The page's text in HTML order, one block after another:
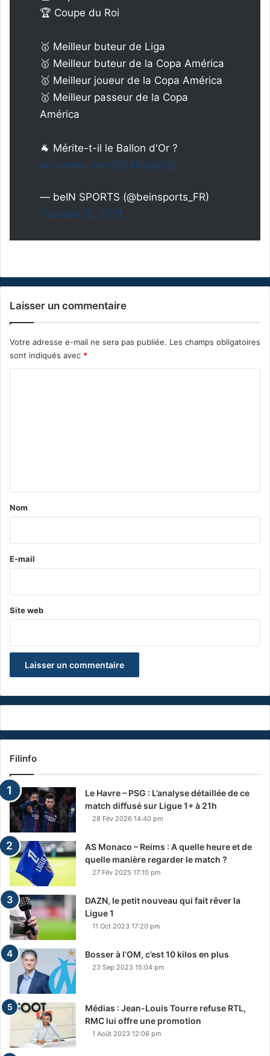
🏆 Coupe du Roi
🥇 Meilleur buteur de Liga
🥇 Meilleur buteur de la Copa América
🥇 Meilleur joueur de la Copa América
🥇 Meilleur passeur de la Copa
América
🐐 Mérite-t-il le Ballon d'Or ?
pic.twitter.com/ZQ4QgvdtqE
— beIN SPORTS (@beinsports_FR)
October 16, 2021
Laisser un commentaire
Votre adresse e-mail ne sera pas publiée. Les champs obligatoires
sont indiqués avec *
a
e
Nom
E-mail
Site web
Filinfo
Le Havre – PSG : L’analyse détaillée de ce
match diffusé sur Ligue 1+ à 21h
28 Fév 2026 14:40 pm
AS Monaco – Reims : A quelle heure et de
quelle manière regarder le match ?
27 Fév 2025 17:10 pm
DAZN, le petit nouveau qui fait rêver la
Ligue 1
11 Oct 2023 17:20 pm
Bosser à l’OM, c’est 10 kilos en plus
23 Sep 2023 15:04 pm
Médias : Jean-Louis Tourre refuse RTL,
RMC lui offre une promotion
1 Août 2023 12:06 pm